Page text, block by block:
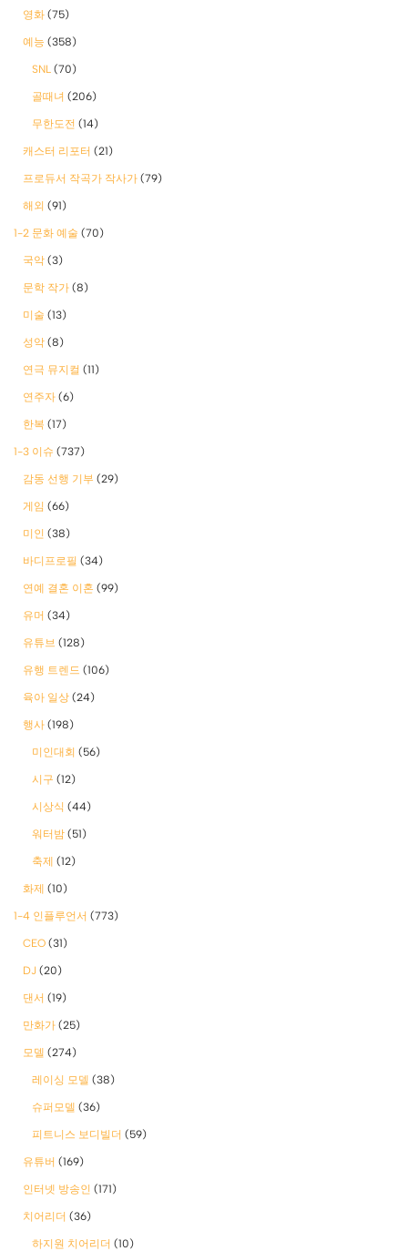
영화 (75)
예능 (358)
SNL (70)
골때녀 (206)
무한도전 (14)
캐스터 리포터 (21)
프로듀서 작곡가 작사가 (79)
해외 (91)
1-2 문화 예술 (70)
국악 (3)
문학 작가 (8)
미술 (13)
성악 (8)
연극 뮤지컬 (11)
연주자 (6)
한복 (17)
1-3 이슈 (737)
감동 선행 기부 (29)
게임 (66)
미인 (38)
바디프로필 (34)
연예 결혼 이혼 (99)
유머 (34)
유튜브 (128)
유행 트렌드 (106)
육아 일상 (24)
행사 (198)
미인대회 (56)
시구 (12)
시상식 (44)
워터밤 (51)
축제 (12)
화제 (10)
1-4 인플루언서 (773)
CEO (31)
DJ (20)
댄서 (19)
만화가 (25)
모델 (274)
레이싱 모델 (38)
슈퍼모델 (36)
피트니스 보디빌더 (59)
유튜버 (169)
인터넷 방송인 (171)
치어리더 (36)
하지원 치어리더 (10)